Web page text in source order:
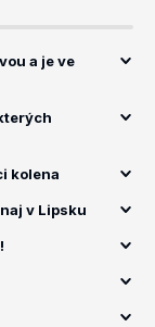
a je ve
kolena
v Lipsku